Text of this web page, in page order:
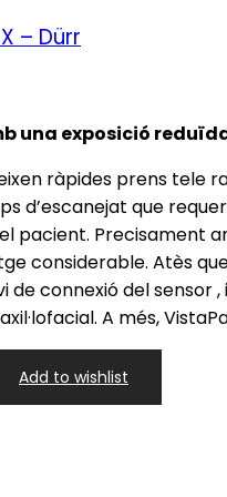
– Dürr
una exposició
ràpides prens tele
d’escanejat que
pacient. Precisament
considerable. Atès
connexió del
A més,
Add to wishlist